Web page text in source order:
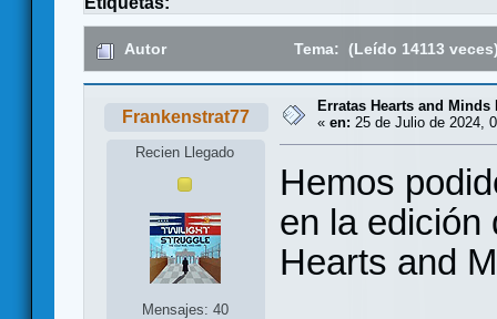
Autor Tema: (Leído 14113
Frankenstrat77
Recien Llegado
Mensajes: 40
Erratas Hearts and Minds
« en: 25 de Julio de 2024,
Hemos
en la edición
Hearts and